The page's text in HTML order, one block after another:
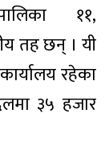
११,
तह छन् । यी
रहेका
३५ हजार